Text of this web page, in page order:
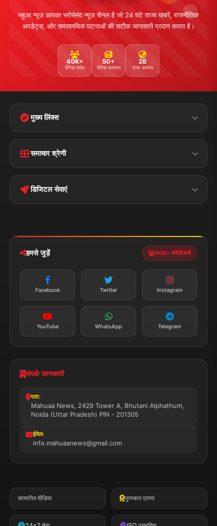
महुआ न्यूज़ आपका भरोसेमंद न्यूज़ चैनल है जो 24 घंटे ताजा खबरें, राजनीतिक
अपडेट्स, और समसामयिक घटनाओं की सटीक जानकारी प्रदान करता है।
40K+
दैनिक दर्शक
50+
दैनिक समाचार
28
राज्य कवरेज
मुख्य लिंक्स
Disclaimer
Terms &
Privacy Policy
समाचार श्रेणी
पॉलिटिकल झारखण्ड
डिजिटल सेवाएं
न्यूज़ अलर्ट
सब्सक्राइब करें
हमसे जुड़ें 40K+ फॉलोअर्स
Facebook Twitter Instagram
YouTube WhatsApp Telegram
संपर्क जानकारी
पता:
Mahuaa News, 2429 Tower A, Bhutani Alphathum,
Noida (Uttar Pradesh) PIN - 201305
ईमेल:
info.mahuaanews@gmail.com
सत्यापित मीडिया पुरस्कार प्राप्त